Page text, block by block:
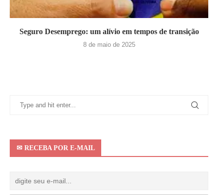
Seguro Desemprego: um alívio em tempos de transição
8 de maio de 2025
✉ RECEBA POR E-MAIL